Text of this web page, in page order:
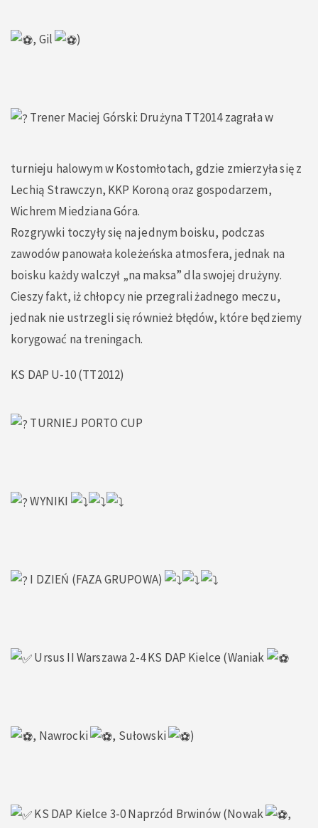
, Gil )
Trener Maciej Górski: Drużyna TT2014 zagrała w
turnieju halowym w Kostomłotach, gdzie zmierzyła się z
Lechią Strawczyn, KKP Koroną oraz gospodarzem,
Wichrem Miedziana Góra.
Rozgrywki toczyły się na jednym boisku, podczas
zawodów panowała koleżeńska atmosfera, jednak na
boisku każdy walczył „na maksa” dla swojej drużyny.
Cieszy fakt, iż chłopcy nie przegrali żadnego meczu,
jednak nie ustrzegli się również błędów, które będziemy
korygować na treningach.
KS DAP U-10 (TT2012)
TURNIEJ PORTO CUP
WYNIKI
I DZIEŃ (FAZA GRUPOWA)
Ursus II Warszawa 2-4 KS DAP Kielce (Waniak
, Nawrocki , Sułowski )
KS DAP Kielce 3-0 Naprzód Brwinów (Nowak ,